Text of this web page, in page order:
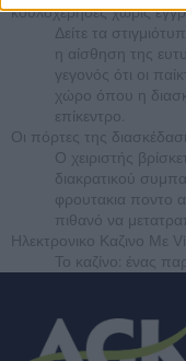
κουλοχερηδες χωρις
Δείτε τα
η αίσθηση της
γεγονός ότι οι
χώρο όπου η
επίκεντρο.
Οι πόρτες της
Ο χειριστής
διακρατικού
φρουτακια ποντο
πιθανό να
Ηλεκτρονικο Καζινο Με
Το καζίνο: ένας